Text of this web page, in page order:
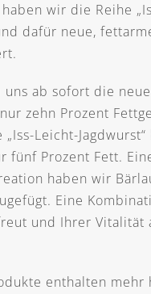
wir die Reihe
dafür neue,
uns ab sofort die
zehn Prozent
„Iss-Leicht-
fünf Prozent Fett.
haben wir
Eine
und Ihrer Vitalität
enthalten mehr